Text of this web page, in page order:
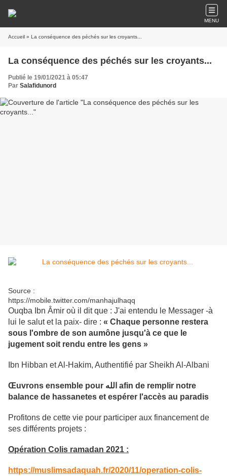
MENU
Accueil » La conséquence des péchés sur les croyants...
La conséquence des péchés sur les croyants...
Publié le 19/01/2021 à 05:47
Par Salafidunord
Source :
https://mobile.twitter.com/manhajulhaqq
Ouqba Ibn Âmir où il dit que : J'ai entendu le Messager -à
lui le salut et la paix- dire : « Chaque personne restera
sous l'ombre de son aumône jusqu'à ce que le
jugement soit rendu entre les gens »
Ibn Hibban et Al-Hakim, Authentifié par Sheikh Al-Albani
Œuvrons ensemble pour الله afin de remplir notre
balance de hassanetes et espérer l'accès au paradis
Profitons de cette vie pour participer aux financement de
ses différents projets :
Opération Colis ramadan 2021 :
https://muslimsadaquah.fr/2020/11/operation-colis-